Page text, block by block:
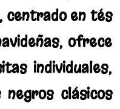
centrado en tés
ofrece
individuales,
clásicos